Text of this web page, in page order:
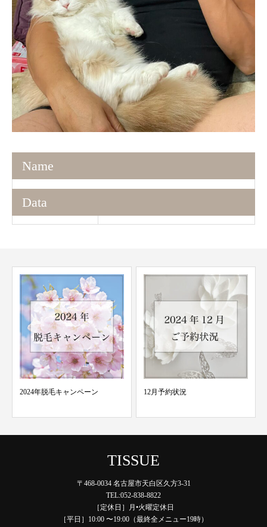
Name
Data
2024年脱毛キャンペーン 12月予約状況
TISSUE
〒468-0034 名古屋市天白区久方3-31
TEL:052-838-8822
［定休日］月•火曜定休日
［平日］10:00 〜19:00（最終全メニュー19時）